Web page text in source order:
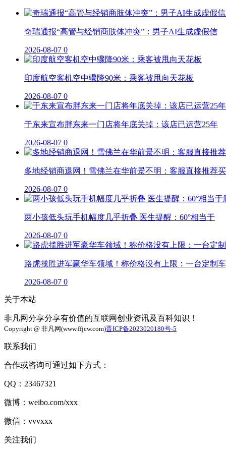
奇瑞通报“高管与经销商肢体冲突”：男子AI生成虚假信
2026-08-07 0
印度航空客机空中骤降90米：乘客被甩向天花板
2026-08-07 0
于东来宣布胖东来一门店将年底关掉：该店已运营25年
2026-08-07 0
多地经销商退网！雪佛兰在华前景不明：客服直接推荐
2026-08-07 0
两小孩低头玩手机幅度几乎折叠 医生提醒：60°相当于
2026-08-07 0
路虎揽胜进军豪华车领域！称价格没有上限：一台定制
2026-08-07 0
关于本站
非凡网分享分享有价值的互联网创业资讯及百科知识！
Copyright @ 非凡网(www.ffjcw.com)晋ICP备2023020180号-5
联系我们
合作或咨询可通过如下方式：
QQ：23467321
微博：weibo.com/xxx
微信：vvvxxx
关注我们